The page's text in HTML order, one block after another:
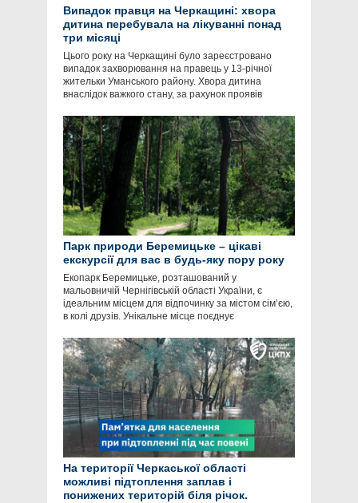
Випадок правця на Черкащині: хвора
дитина перебувала на лікуванні понад
три місяці
Цього року на Черкащині було зареєстровано
випадок захворювання на правець у 13-річної
жительки Уманського району. Хвора дитина
внаслідок важкого стану, за рахунок проявів
Парк природи Беремицьке – цікаві
екскурсії для вас в будь-яку пору року
Екопарк Беремицьке, розташований у
мальовничій Чернігівській області України, є
ідеальним місцем для відпочинку за містом сім’єю,
в колі друзів. Унікальне місце поєднує
На території Черкаської області
можливі підтоплення заплав і
понижених територій біля річок.